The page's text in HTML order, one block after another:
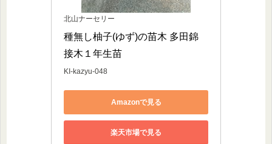
北山ナーセリー
種無し柚子(ゆず)の苗木 多田錦
接木１年生苗
KI-kazyu-048
Amazonで見る
楽天市場で見る